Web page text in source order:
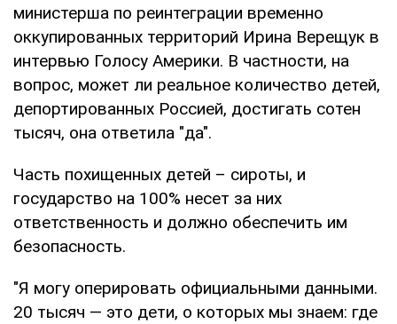
министерша по реинтеграции временно
оккупированных территорий Ирина Верещук в
интервью Голосу Америки. В частности, на
вопрос, может ли реальное количество детей,
депортированных Россией, достигать сотен
тысяч, она ответила "да".
Часть похищенных детей – сироты, и
государство на 100% несет за них
ответственность и должно обеспечить им
безопасность.
"Я могу оперировать официальными данными.
20 тысяч — это дети, о которых мы знаем: где